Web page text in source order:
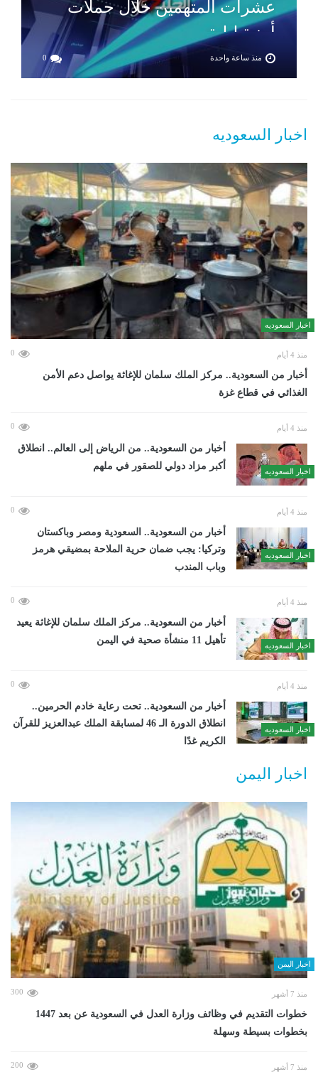
عشرات المتهمين خلال حملات
أمنية ليلية
منذ ساعة واحدة 0
اخبار السعوديه
اخبار السعوديه
منذ 4 أيام 0
أخبار من السعودية.. مركز الملك سلمان للإغاثة يواصل دعم الأمن
الغذائي في قطاع غزة
منذ 4 أيام 0
اخبار السعوديه
أخبار من السعودية.. من الرياض إلى العالم.. انطلاق
أكبر مزاد دولي للصقور في ملهم
منذ 4 أيام 0
اخبار السعوديه
أخبار من السعودية.. السعودية ومصر وباكستان
وتركيا: يجب ضمان حرية الملاحة بمضيقي هرمز
وباب المندب
منذ 4 أيام 0
اخبار السعوديه
أخبار من السعودية.. مركز الملك سلمان للإغاثة يعيد
تأهيل 11 منشأة صحية في اليمن
منذ 4 أيام 0
اخبار السعوديه
أخبار من السعودية.. تحت رعاية خادم الحرمين..
انطلاق الدورة الـ 46 لمسابقة الملك عبدالعزيز للقرآن
الكريم غدًا
اخبار اليمن
اخبار اليمن
منذ 7 أشهر 300
خطوات التقديم في وظائف وزارة العدل في السعودية عن بعد 1447
بخطوات بسيطة وسهلة
منذ 7 أشهر 200